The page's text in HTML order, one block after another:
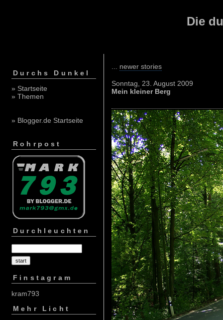
Die
Durchs Dunkel
» Startseite
» Themen
» Blogger.de Startseite
Rohrpost
Durchleuchten
Finstagram
kram793
Mehr Licht
newer stories
Sonntag, 23. August 2009
Mein kleiner Berg